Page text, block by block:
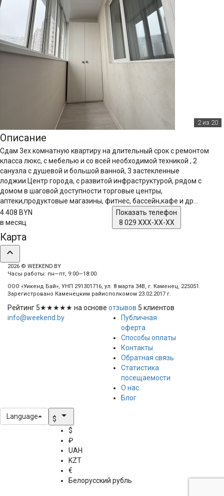
2из 20
Описание
Сдам 3ех комнатную квартиру на длительный срок с ремонтом
класса люкс, с мебелью и со всей необходимой техникой , 2
санузла с душевой и большой ванной, 3 застекленные
лоджии.Центр города, с развитой инфраструктурой, рядом с
домом в шаговой доступности торговые центры,
аптеки,продуктовые магазины, фитнес, бассейн,кафе и др...
4 408 BYN
в месяц
Показать телефон
8 029 XXX-XX-XX
Карта
expand_less
2026 © WEEKEND.BY
Часы работы: пн—пт, 9:00—18:00.
ООО «Уикенд Бай», УНП 291301716, ул. 8 марта 34В, г. Каменец, 225051.
Зарегистровано Каменецким райисполкомом 23.02.2017 г.
Рейтинг 5★★★★★ на основе отзывов 5 клиентов
info@weekend.by
Публичная
оферта
Способы оплаты
Контакты
Обратная связь
Статистика
посещаемости
О нас
Блог
Language $ arrow_drop_down
$
₽
UAH
KZT
€
Белорусский рубль